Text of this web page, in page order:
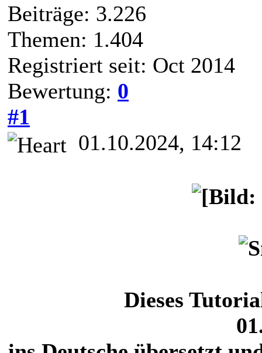
Beiträge: 3.226
Themen: 1.404
Registriert seit: Oct 2014
Bewertung: 0
#1
01.10.2024, 14:12
Dieses